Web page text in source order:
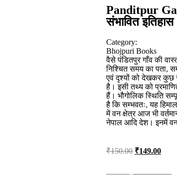
Panditpur
संभावित इतिहास
Category:
Bhojpuri Books
वैसे पंडितपुर गाँव की
निश्चित समय का पता,
एवं दृश्यों को देखकर कुछ
है। इसी तथ्य को
हैं। भौगोलिक स्थिति
है कि सम्भवतः, यह
में वन क्षेत्र आज भी
नेपाल आदि देश। इनमें
₹150.00 ₹149.00